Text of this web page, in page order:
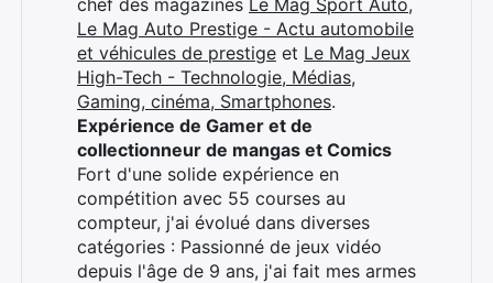
chef des magazines Le Mag Sport Auto,
Le Mag Auto Prestige - Actu automobile
et véhicules de prestige et Le Mag Jeux
High-Tech - Technologie, Médias,
Gaming, cinéma, Smartphones.
Expérience de Gamer et de
collectionneur de mangas et Comics
Fort d'une solide expérience en
compétition avec 55 courses au
compteur, j'ai évolué dans diverses
catégories : Passionné de jeux vidéo
depuis l'âge de 9 ans, j'ai fait mes armes